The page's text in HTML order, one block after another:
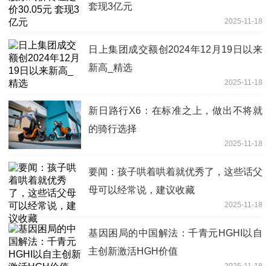
套现3亿元
2025-11-18
日上集团成交额创2024年12月19日以来
新高_精选
2025-11-18
新日路行X6：在标准之上，做出不将就
的骑行选择
2025-11-18
要闻：孩子哄着哄着就优秀了，这些话父
母可以经常说，建议收藏
2025-11-18
基因困局的中国解法：千青元HGHI以自
主创新激活HGH价值